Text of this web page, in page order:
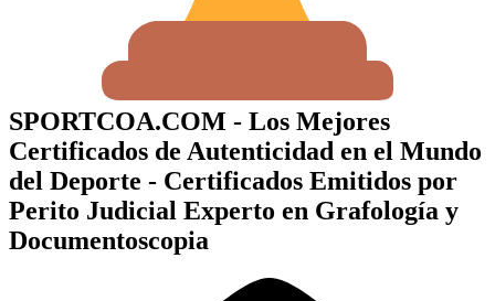
SPORTCOA.COM - Los Mejores
Certificados de Autenticidad en el Mundo
del Deporte - Certificados Emitidos por
Perito Judicial Experto en Grafología y
Documentoscopia